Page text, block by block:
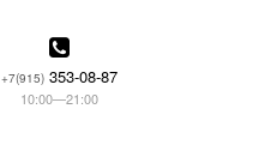
+7(915) 353-08-87
10:00—21:00